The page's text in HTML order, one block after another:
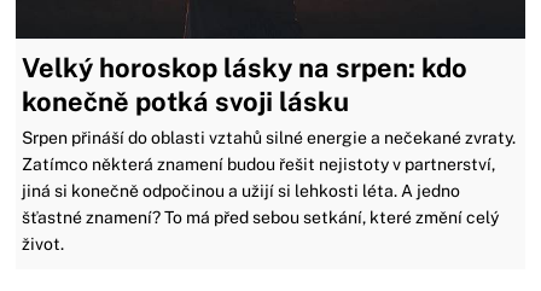
Velký horoskop lásky na srpen: kdo
konečně potká svoji lásku
Srpen přináší do oblasti vztahů silné energie a nečekané zvraty.
Zatímco některá znamení budou řešit nejistoty v partnerství,
jiná si konečně odpočinou a užijí si lehkosti léta. A jedno
šťastné znamení? To má před sebou setkání, které změní celý
život.